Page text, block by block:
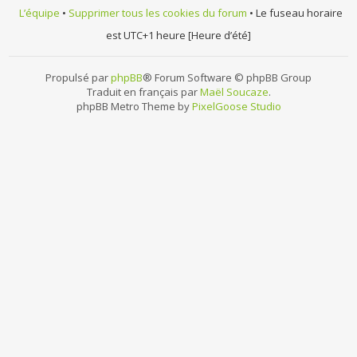
L’équipe • Supprimer tous les cookies du forum • Le fuseau horaire
est UTC+1 heure [Heure d’été]
Propulsé parphpBB® Forum Software © phpBB Group
Traduit en français parMaël Soucaze.
phpBB Metro Theme byPixelGoose Studio